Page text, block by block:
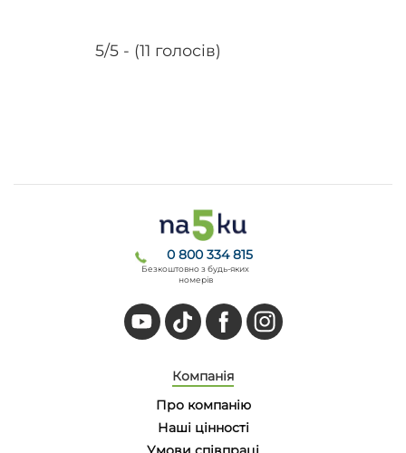
5/5 - (11 голосів)
0 800 334 815
Безкоштовно з будь-яких
номерів
Компанія
Про компанію
Наші цінності